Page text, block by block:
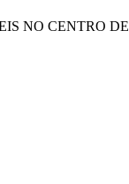
NO CENTRO